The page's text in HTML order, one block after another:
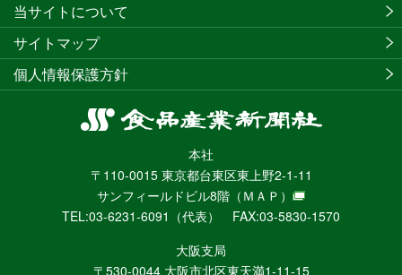
食
産
業
新
聞
社
ニ
本社
〒110-0015 東京都台東区東上野2-1-11
サンフィールドビル8階 （ＭＡＰ）
TEL:03-6231-6091（代表） FAX:03-5830-1570
大阪支局
〒530-0044 大阪市北区東天満1-11-15
当サイトについて
サイトマップ
個人情報保護方針